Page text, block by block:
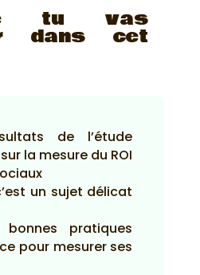
tu vas
dans cet
de l’étude
la mesure du ROI
un sujet délicat
pratiques
pour mesurer ses